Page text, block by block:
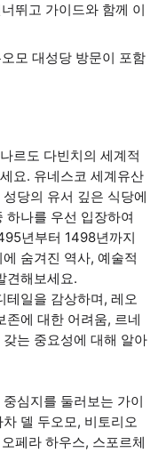
뛰고 가이드와 함께 이
모 대성당 방문이 포함
르도 다빈치의 세계적
요. 유네스코 세계유산
당의 유서 깊은 식당에
하나를 우선 입장하여
년부터 1498년까지
숨겨진 역사, 예술적
견해보세요.
테일을 감상하며, 레오
존에 대한 어려움, 르네
는 중요성에 대해 알아
심지를 둘러보는 가이
델 두오모, 비토리오
페라 하우스, 스포르체